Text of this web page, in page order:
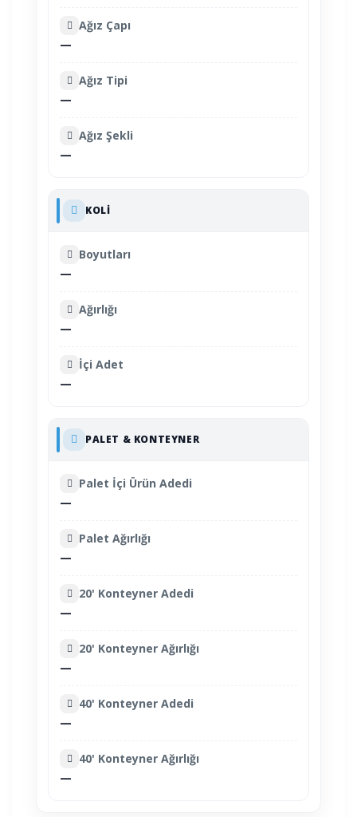
Ağız Çapı
—
Ağız Tipi
—
Ağız Şekli
—
KOLI
Boyutları
—
Ağırlığı
—
İçi Adet
—
PALET & KONTEYNER
Palet İçi Ürün Adedi
—
Palet Ağırlığı
—
20' Konteyner Adedi
—
20' Konteyner Ağırlığı
—
40' Konteyner Adedi
—
40' Konteyner Ağırlığı
—